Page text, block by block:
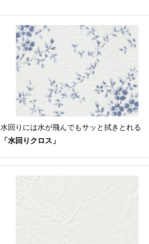
水回りには水が飛んでもサッと拭きとれる
「水回りクロス」